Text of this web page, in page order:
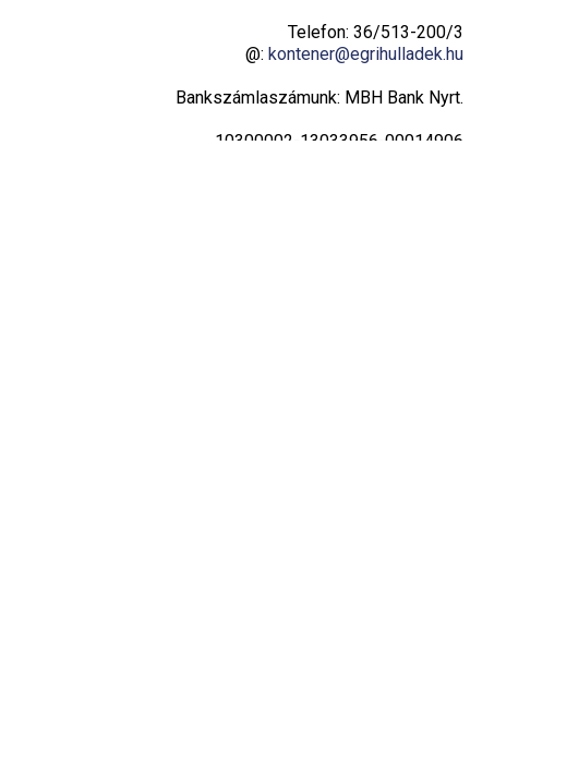
Telefon: 36/513-200/3
@: kontener@egrihulladek.hu
Bankszámlaszámunk: MBH Bank Nyrt.
10300002-13033956-00014906